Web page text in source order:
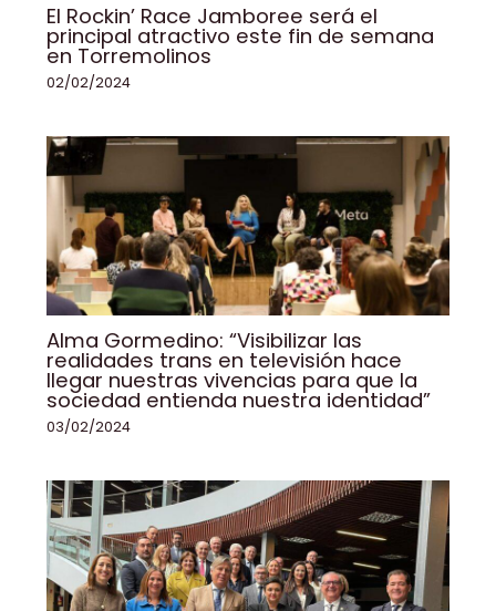
El Rockin’ Race Jamboree será el
principal atractivo este fin de semana
en Torremolinos
02/02/2024
Alma Gormedino: “Visibilizar las
realidades trans en televisión hace
llegar nuestras vivencias para que la
sociedad entienda nuestra identidad”
03/02/2024